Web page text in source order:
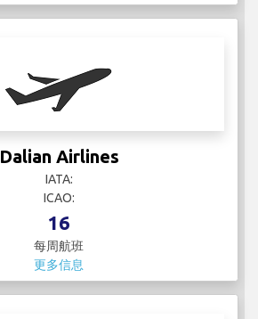
Dalian Airlines
IATA:
ICAO:
16
每周航班
更多信息